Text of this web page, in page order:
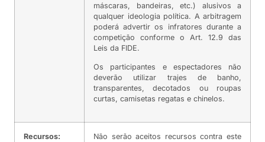
máscaras, bandeiras, etc.) alusivos a
qualquer ideologia política. A arbitragem
poderá advertir os infratores durante a
competição conforme o Art. 12.9 das
Leis da FIDE.
Os participantes e espectadores não
deverão utilizar trajes de banho,
transparentes, decotados ou roupas
curtas, camisetas regatas e chinelos.
Recursos:
Não serão aceitos recursos contra este